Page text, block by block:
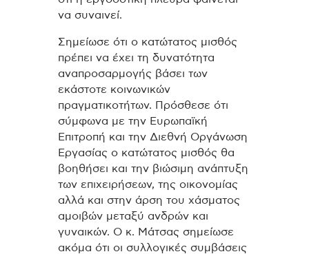
να συναινεί.
Σημείωσε ότι ο κατώτατος μισθός
πρέπει να έχει τη δυνατότητα
αναπροσαρμογής βάσει των
εκάστοτε κοινωνικών
πραγματικοτήτων. Πρόσθεσε ότι
σύμφωνα με την Ευρωπαϊκή
Επιτροπή και την Διεθνή Οργάνωση
Εργασίας ο κατώτατος μισθός θα
βοηθήσει και την βιώσιμη ανάπτυξη
των επιχειρήσεων, της οικονομίας
αλλά και στην άρση του χάσματος
αμοιβών μεταξύ ανδρών και
γυναικών. Ο κ. Μάτσας σημείωσε
ακόμα ότι οι συλλογικές συμβάσεις